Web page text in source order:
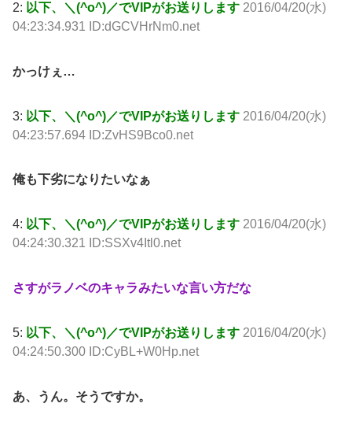
2: 以下、＼(^o^)／でVIPがお送りします 2016/04/20(水)
04:23:34.931 ID:dGCVHrNm0.net
かっけぇ…
3: 以下、＼(^o^)／でVIPがお送りします 2016/04/20(水)
04:23:57.694 ID:ZvHS9Bco0.net
俺も下劣になりたいなぁ
4: 以下、＼(^o^)／でVIPがお送りします 2016/04/20(水)
04:24:30.321 ID:SSXv4Itl0.net
さすがラノベのキャラみたいな言い方だな
5: 以下、＼(^o^)／でVIPがお送りします 2016/04/20(水)
04:24:50.300 ID:CyBL+W0Hp.net
あ、うん。そうですか。